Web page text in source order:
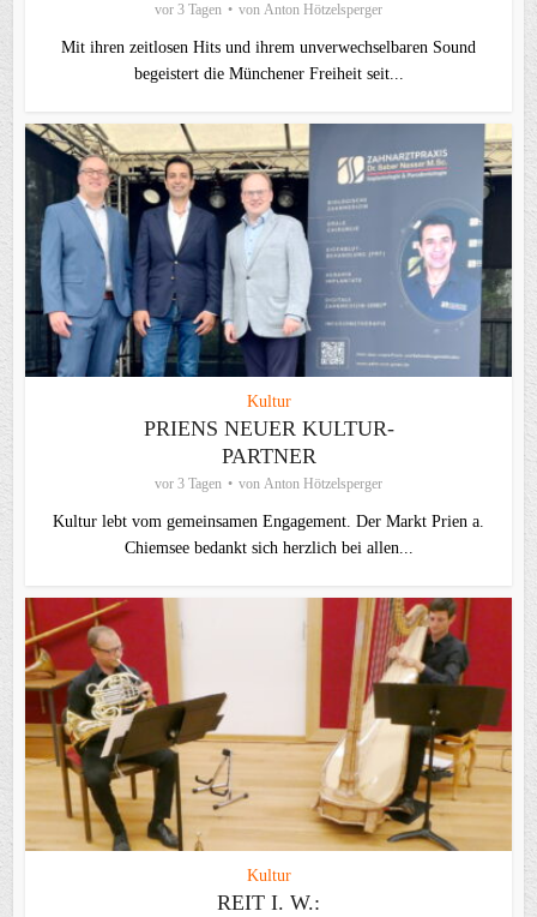
vor 3 Tagen von Anton Hötzelsperger
Mit ihren zeitlosen Hits und ihrem unverwechselbaren Sound
begeistert die Münchener Freiheit seit...
Kultur
PRIENS NEUER KULTUR-
PARTNER
vor 3 Tagen von Anton Hötzelsperger
Kultur lebt vom gemeinsamen Engagement. Der Markt Prien a.
Chiemsee bedankt sich herzlich bei allen...
Kultur
REIT I. W.: